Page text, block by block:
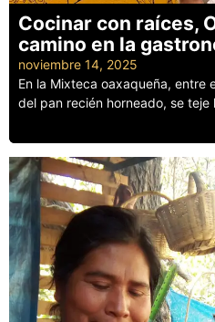
Cocinar con raíces,
camino en la
noviembre 14, 2025
En la Mixteca oaxaqueña, entre
del pan recién horneado, se teje